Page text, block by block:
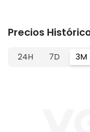
Precios
24H 7D 3M